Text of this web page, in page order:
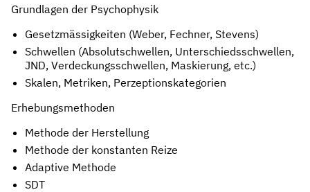
Grundlagen der Psychophysik
Gesetzmässigkeiten (Weber, Fechner, Stevens)
Schwellen (Absolutschwellen, Unterschiedsschwellen,
JND, Verdeckungsschwellen, Maskierung, etc.)
Skalen, Metriken, Perzeptionskategorien
Erhebungsmethoden
Methode der Herstellung
Methode der konstanten Reize
Adaptive Methode
SDT